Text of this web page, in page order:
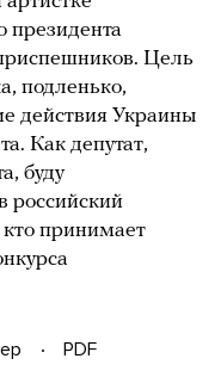
президента
Цель
подленько,
действия Украины
Как депутат,
буду
российский
принимает
PDF